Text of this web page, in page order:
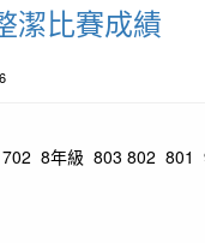
潔比賽成績
8年級 803 802 801